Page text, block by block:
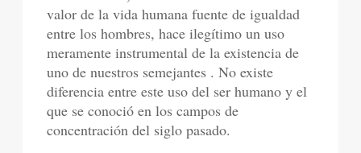
valor de la vida humana fuente de igualdad
entre los hombres, hace ilegítimo un uso
meramente instrumental de la existencia de
uno de nuestros semejantes . No existe
diferencia entre este uso del ser humano y el
que se conoció en los campos de
concentración del siglo pasado.